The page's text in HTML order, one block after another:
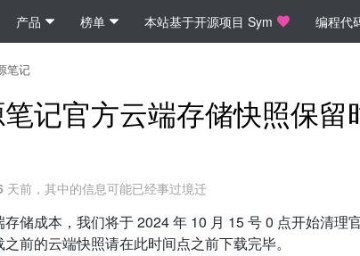
产品 榜单 本站基于开源项目 Sym 编程代
笔记
记官方云端存储快照保留
天前，其中的信息可能已经事过境迁
储成本，我们将于 2024 年 10 月 15 号 0 点开始清理
前的云端快照请在此时间点之前下载完毕。